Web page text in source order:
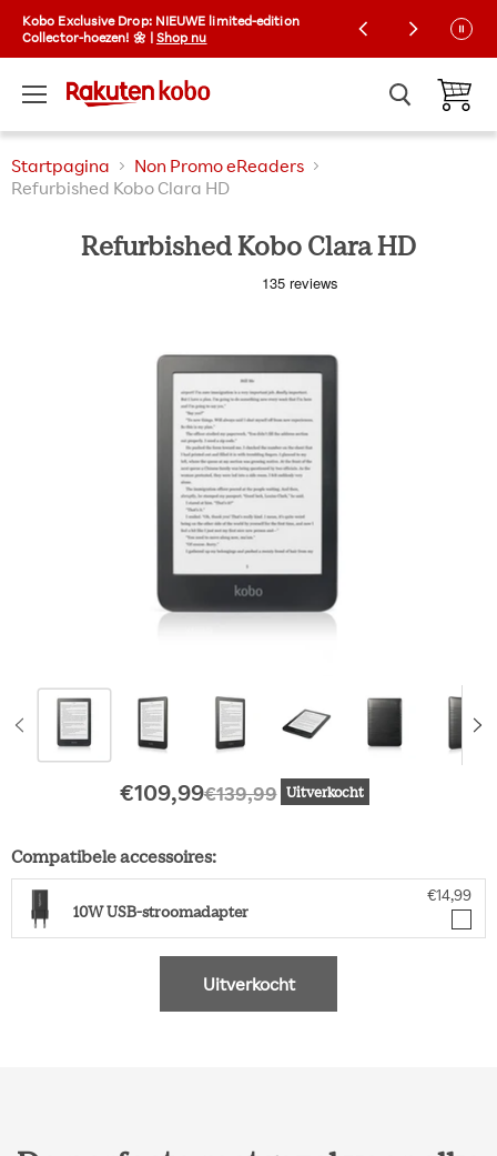
Kobo Exclusive Drop: NIEUWE limited-edition
Collector-hoezen! 🌼 | Shop nu
Gratis verzending op bestellingen boven €30
Startpagina
Non Promo eReaders
Refurbished Kobo Clara HD
Refurbished Kobo Clara HD
Huidige prijs
€109,99Oorspronkelijke prijs
€139,99 Uitverkocht
Compatibele accessoires:
10W USB-stroomadapter
€14,99
Uitverkocht